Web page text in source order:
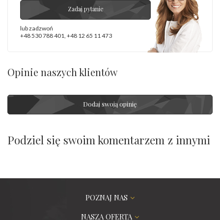
Zadaj pytanie
lub zadzwoń
+48 530 788 401, +48 12 65 11 473
Opinie naszych klientów
Dodaj swoją opinię
Podziel się swoim komentarzem z innymi
POZNAJ NAS
NASZA OFERTA